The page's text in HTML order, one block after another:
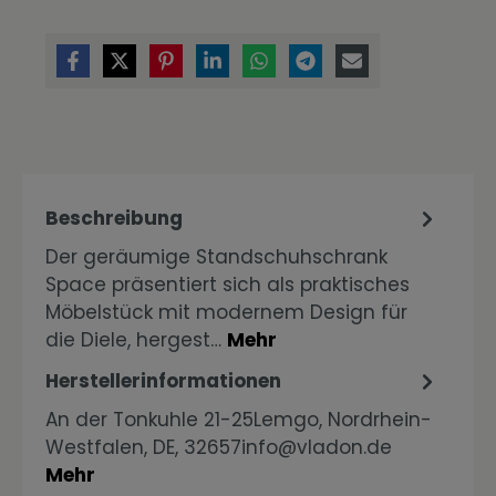
Beschreibung
Der geräumige Standschuhschrank
Space präsentiert sich als praktisches
Möbelstück mit modernem Design für
die Diele, hergest… Mehr
Herstellerinformationen
An der Tonkuhle 21-25Lemgo, Nordrhein-
Westfalen, DE, 32657info@vladon.de
Mehr